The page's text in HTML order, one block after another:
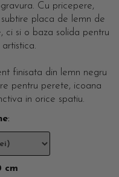
Cu pricepere,
placa de lemn de
ci si o baza solida pentru
finisata din lemn negru
pentru perete, icoana
in orice spatiu.
:
cm